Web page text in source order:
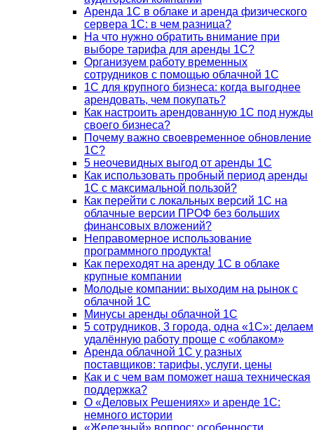
Аренда 1С в облаке и аренда физического
сервера 1С: в чем разница?
На что нужно обратить внимание при
выборе тарифа для аренды 1С?
Организуем работу временных
сотрудников с помощью облачной 1С
1С для крупного бизнеса: когда выгоднее
арендовать, чем покупать?
Как настроить арендованную 1С под нужды
своего бизнеса?
Почему важно своевременное обновление
1С?
5 неочевидных выгод от аренды 1С
Как использовать пробный период аренды
1С с максимальной пользой?
Как перейти с локальных версий 1С на
облачные версии ПРОФ без больших
финансовых вложений?
Неправомерное использование
программного продукта!
Как переходят на аренду 1С в облаке
крупные компании
Молодые компании: выходим на рынок с
облачной 1С
Минусы аренды облачной 1С
5 сотрудников, 3 города, одна «1С»: делаем
удалённую работу проще с «облаком»
Аренда облачной 1С у разных
поставщиков: тарифы, услуги, цены
Как и с чем вам поможет наша техническая
поддержка?
О «Деловых Решениях» и аренде 1С:
немного истории
«Железный» вопрос: особенности